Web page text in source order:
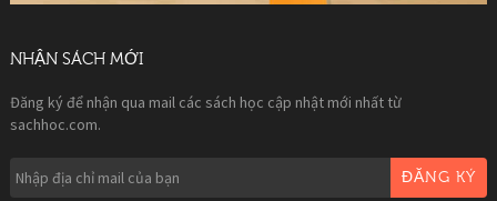
NHẬN SÁCH MỚI
Đăng ký để nhận qua mail các sách học cập nhật mới nhất từ
sachhoc.com.
ĐĂNG KÝ